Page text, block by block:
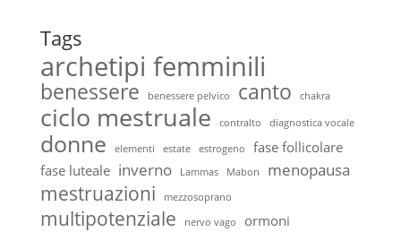
Tags
archetipi femminili
benessere benessere pelvico canto chakra
ciclo mestruale contralto diagnostica vocale
donne elementi estate estrogeno
fase follicolare
fase luteale inverno Lammas Mabon menopausa
mestruazioni mezzosoprano
multipotenziale nervo vago ormoni